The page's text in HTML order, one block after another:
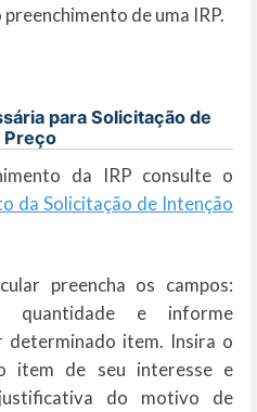
de uma IRP.
para Solicitação de
Preço
da IRP consulte o
da Solicitação de Intenção
preencha os campos:
quantidade e informe
determinado item. Insira o
item de seu interesse e
do motivo de